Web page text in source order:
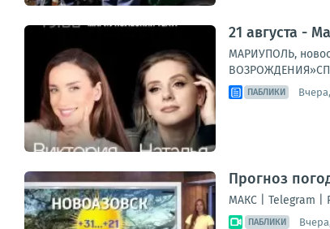
21 августа -
МАРИУПОЛЬ,
ПАБЛИКИ
Прогноз
МАКС | Telegram |
ПАБЛИКИ